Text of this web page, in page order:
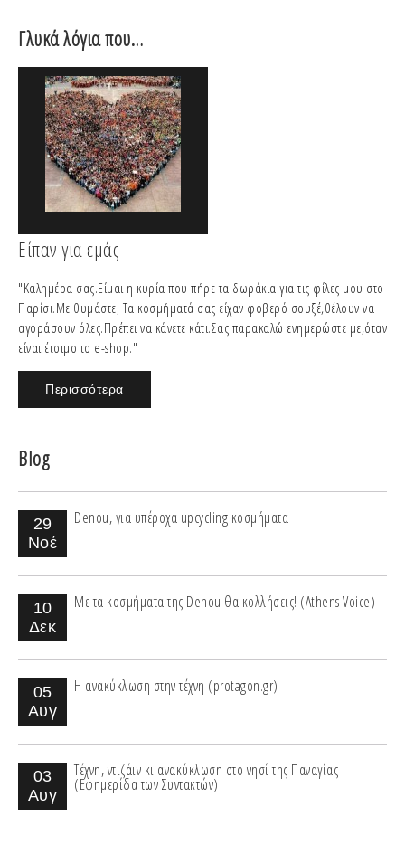
Γλυκά λόγια που…
Είπαν για εμάς
"Καλημέρα σας.Είμαι η κυρία που πήρε τα δωράκια για τις φίλες μου στο
Παρίσι.Με θυμάστε; Τα κοσμήματά σας είχαν φοβερό σουξέ,θέλουν να
αγοράσουν όλες.Πρέπει να κάνετε κάτι.Σας παρακαλώ ενημερώστε με,όταν
είναι έτοιμο το e-shop."
Περισσότερα
Blog
29
Νοέ
Denou, για υπέροχα upcycling κοσμήματα
10
Δεκ
Με τα κοσμήματα της Denou θα κολλήσεις! (Athens Voice)
05
Αυγ
Η ανακύκλωση στην τέχνη (protagon.gr)
03
Αυγ
Τέχνη, ντιζάιν κι ανακύκλωση στο νησί της Παναγίας
(Εφημερίδα των Συντακτών)